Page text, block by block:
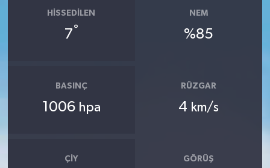
HISSEDILEN
7°
NEM
%85
BASINÇ
1006 hpa
RÜZGAR
4 km/s
ÇIY GÖRÜŞ